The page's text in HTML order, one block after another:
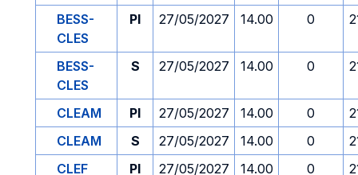
BESS-
CLES
PI 27/05/2027 14.00 0
BESS-
CLES
S 27/05/2027 14.00 0
CLEAM PI 27/05/2027 14.00 0
CLEAM
S 27/05/2027 14.00 0
CLEF
PI 27/05/2027 14.00 0